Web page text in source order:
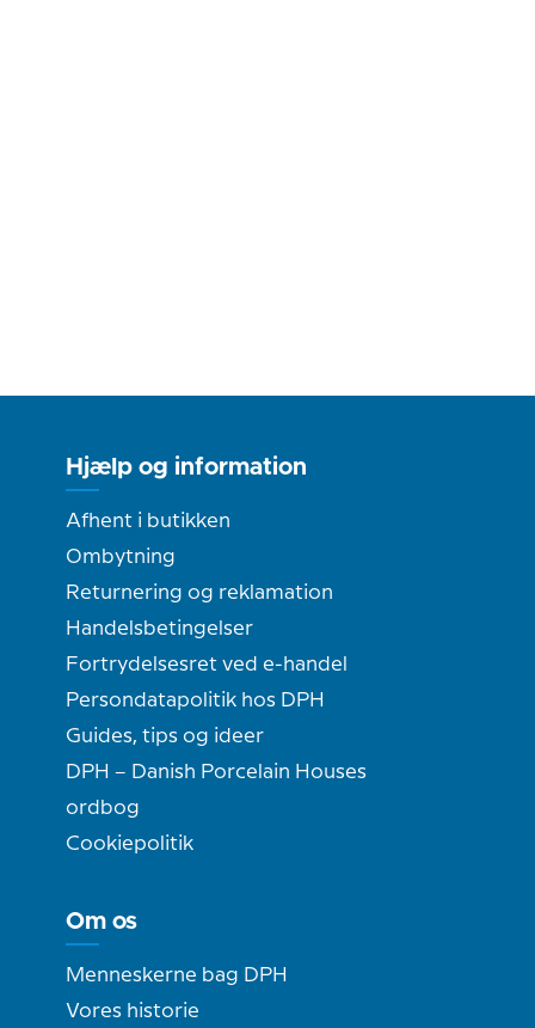
Hjælp og information
Afhent i butikken
Ombytning
Returnering og reklamation
Handelsbetingelser
Fortrydelsesret ved e-handel
Persondatapolitik hos DPH
Guides, tips og ideer
DPH – Danish Porcelain Houses
ordbog
Cookiepolitik
Om os
Menneskerne bag DPH
Vores historie